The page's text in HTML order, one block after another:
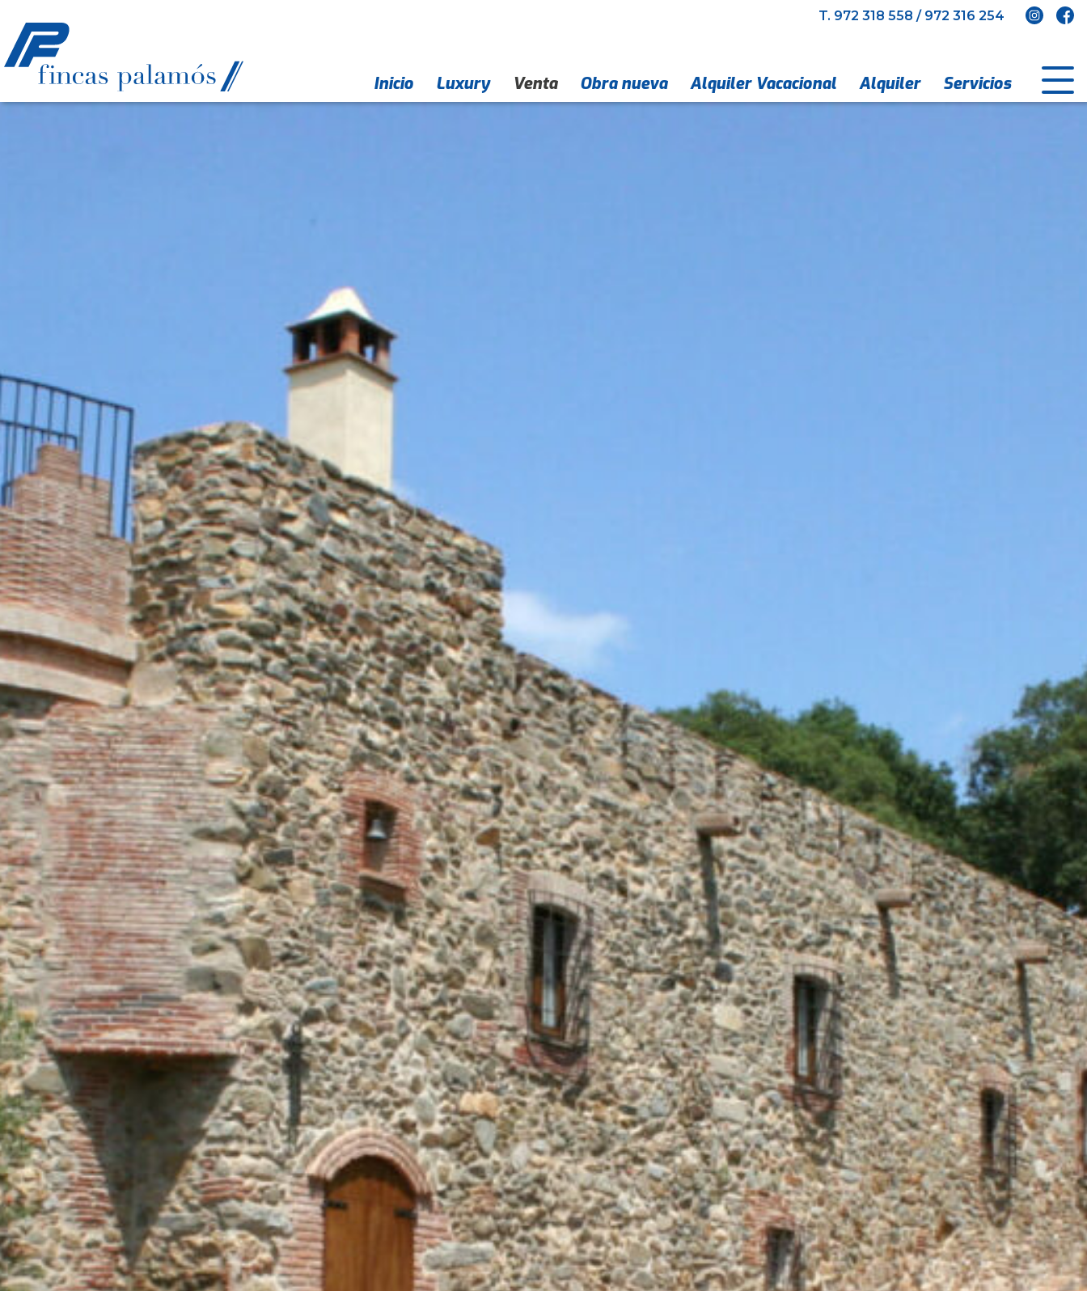
T. 972 318 558 / 972 316 254
Inicio
EmpresaLuxury Venta Obra nueva Alquiler Vacacional Alquiler Servicios
Contacto